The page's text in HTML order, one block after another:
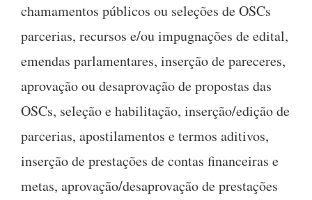
chamamentos públicos ou seleções de OSCs
parcerias, recursos e/ou impugnações de edital,
emendas parlamentares, inserção de pareceres,
aprovação ou desaprovação de propostas das
OSCs, seleção e habilitação, inserção/edição de
parcerias, apostilamentos e termos aditivos,
inserção de prestações de contas financeiras e
metas, aprovação/desaprovação de prestações